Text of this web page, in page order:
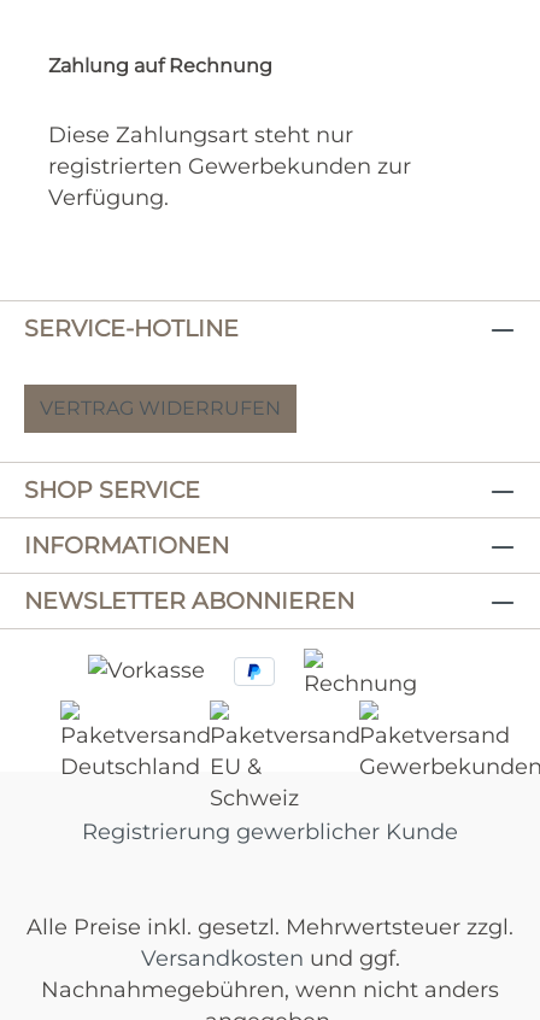
Zahlung auf Rechnung
Diese Zahlungsart steht nur
registrierten Gewerbekunden zur
Verfügung.
SERVICE-HOTLINE
VERTRAG WIDERRUFEN
SHOP SERVICE
INFORMATIONEN
NEWSLETTER ABONNIEREN
Registrierung gewerblicher Kunde
Alle Preise inkl. gesetzl. Mehrwertsteuer zzgl.
Versandkosten und ggf.
Nachnahmegebühren, wenn nicht anders